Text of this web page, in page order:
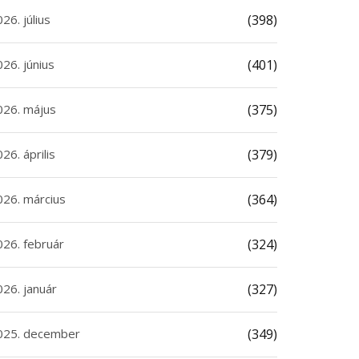
július (398)
június (401)
május (375)
április (379)
március (364)
február (324)
január (327)
december (349)